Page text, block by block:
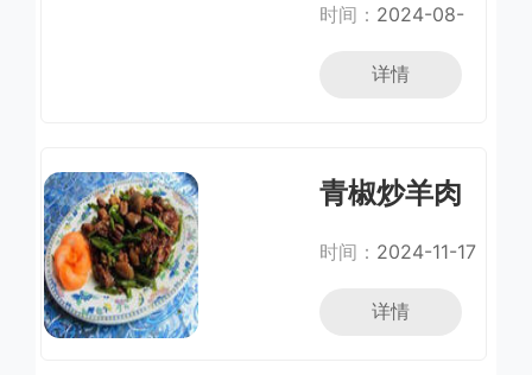
时间： 2024-08-
详情
青椒炒羊肉
时间： 2024-11-17
详情